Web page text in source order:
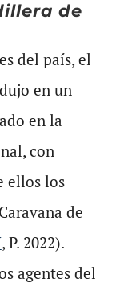
de
del país, el
en un
en la
con
ellos los
de
, P. 2022).
agentes del